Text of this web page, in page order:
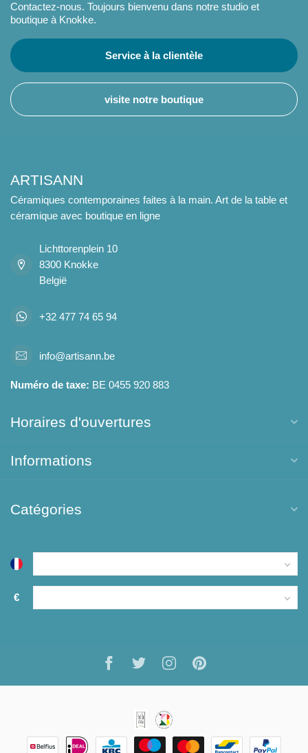
Contactez-nous. Toujours bienvenu dans notre studio et
boutique à Knokke.
Service à la clientèle
visite notre boutique
ARTISANN
Céramiques contemporaines faites à la main. Art de la table et
céramique avec boutique en ligne
Lichttorenplein 10
8300 Knokke
België
+32 477 74 65 94
info@artisann.be
Numéro de taxe: BE 0455 920 883
Horaires d'ouvertures
Informations
Catégories
€